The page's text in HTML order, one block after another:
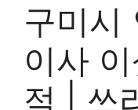
구미시
이사
적 | 쓰